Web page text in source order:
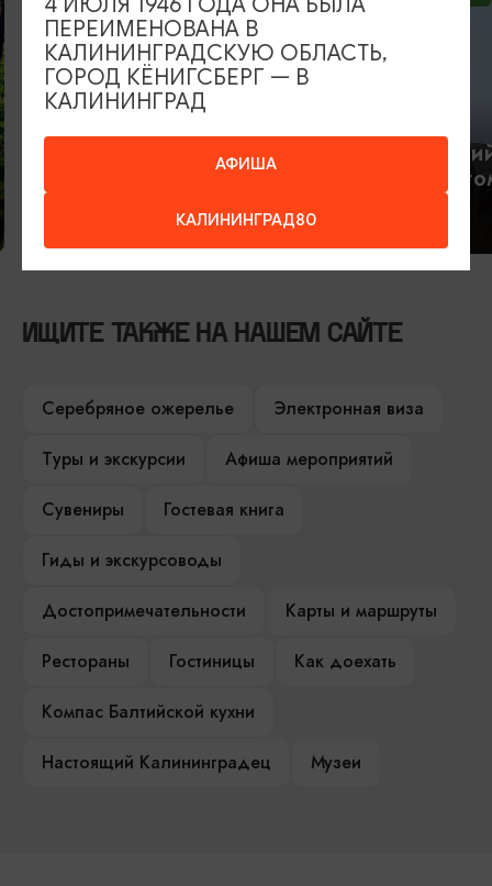
Куршская коса и станция
кольцевания птиц
9 ЧАСОВ
на
ИЩИТЕ ТАКЖЕ НА НАШЕМ САЙТЕ
Серебряное ожерелье
Электронная виза
Туры и экскурсии
Афиша мероприятий
Сувениры
Гостевая книга
Гиды и экскурсоводы
Достопримечательности
Карты и маршруты
Рестораны
Гостиницы
Как доехать
Компас Балтийской кухни
Настоящий Калининградец
Музеи
АФИША
КАЛИНИНГРАД80
ПЕРЕИМЕНОВАНА В
КАЛИНИНГРАДСКУЮ ОБЛАСТЬ,
ГОРОД КЁНИГСБЕРГ — В
КАЛИНИНГРАД